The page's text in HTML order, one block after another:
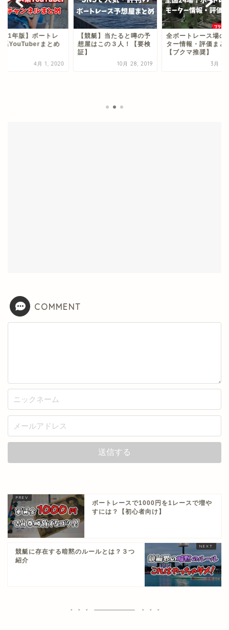
年版】ボートレ
系YouTuberまとめ
4月 1, 2020
【競艇】当たると噂の予
想屋はこの３人！【要検
証】
10月 28, 2019
全ボートレース場の
ター情報・評価まと
【ブクマ推奨】
3月 4,
COMMENT
ボートレースで1000円を1レースで増や
すには？【初心者向け】
競艇に存在する暗黙のルールとは？３つ
紹介